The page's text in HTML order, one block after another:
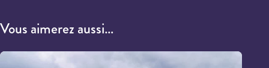
Vous aimerez aussi…